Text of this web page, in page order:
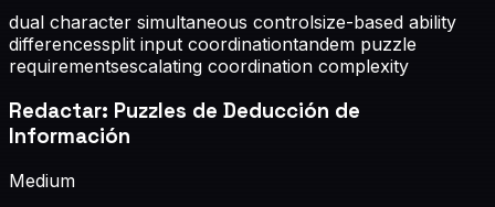
dual character simultaneous controlsize-based ability
differencessplit input coordinationtandem puzzle
requirementsescalating coordination complexity
Redactar: Puzzles de Deducción de
Información
Medium